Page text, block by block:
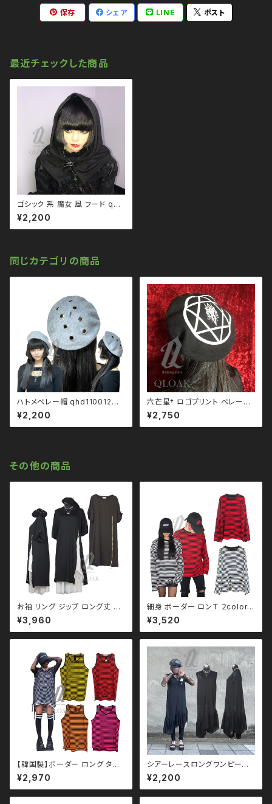
保存 シェア LINE ポスト
最近チェックした商品
ゴシック 系 魔女 風 フード qhd
110010 モノトーン ブラックコ
ーデ 黒コーデ モード 系 ゴス ゴ
シック ゴスロリ パンク ロック Ｖ
¥2,200
同じカテゴリの商品
ハトメベレー帽 qhd110012
モノトーン ブラックコーデ 黒コ
ーデ モード 系 ゴス ゴシック ゴ
スロリ パンク ロック Ｖ 系 韓国
¥2,200
六芒星† ロゴプリント ベレー帽
qhd110018 モノトーン ブラッ
クコーデ 黒コーデ モード 系 ゴ
ス ゴシック ゴスロリ パンク ロッ
¥2,750
その他の商品
お袖 リング ジップ ロング丈 Ｔ
シャツ ワンピース qto110016
黒コーデ モード ユニセックス パ
ンク ロック Ｖ 系 原宿 個性的 d
g honey
¥3,960
細身 ボーダー ロンＴ ２color
韓国ファッション ストリート系
原宿 qto110002
¥3,520
【韓国製】ボーダー ロング タン
クトップ qto110010 大きい
サイズ ユニセックス ビッグシル
エット オーバーサイズ ドロップ
¥2,970
シアーレースロングワンピース
qse110012 黒コーデ モード
merlot メルロー ユニセックス
パンク ロック Ｖ 系 韓国ファッシ
¥2,200